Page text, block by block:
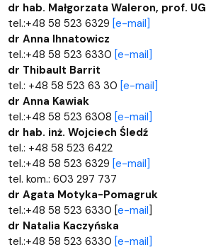
dr hab. Małgorzata Waleron, prof. UG
tel.:+48 58 523 6329 [e-mail]
dr Anna Ihnatowicz
tel.:+48 58 523 6330 [e-mail]
dr Thibault Barrit
tel.: +48 58 523 63 30 [e-mail]
dr Anna Kawiak
tel.:+48 58 523 6308 [e-mail]
dr hab. inż. Wojciech Śledź
tel.: +48 58 523 6422
tel.:+48 58 523 6329 [e-mail]
tel. kom.: 603 297 737
dr Agata Motyka-Pomagruk
tel.:+48 58 523 6330 [e-mail]
dr Natalia Kaczyńska
tel.:+48 58 523 6330 [e-mail]